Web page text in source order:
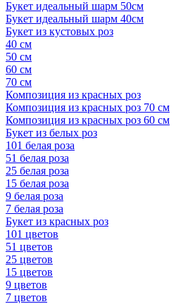
Букет идеальный шарм 50см
Букет идеальный шарм 40см
Букет из кустовых роз
40 см
50 см
60 см
70 см
Композиция из красных роз
Композиция из красных роз 70 см
Композиция из красных роз 60 см
Букет из белых роз
101 белая роза
51 белая роза
25 белая роза
15 белая роза
9 белая роза
7 белая роза
Букет из красных роз
101 цветов
51 цветов
25 цветов
15 цветов
9 цветов
7 цветов